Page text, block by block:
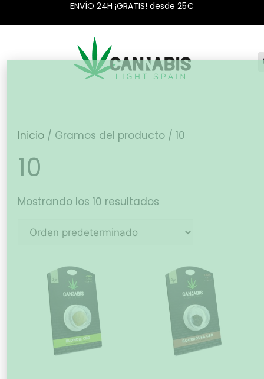
ENVÍO 24H ¡GRATIS! desde 25€
Inicio / Gramos del producto / 10
10
Mostrando los 10 resultados